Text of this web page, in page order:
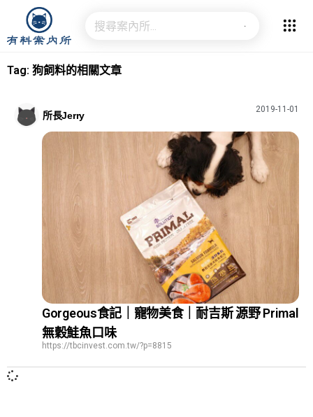
Tag: 狗飼料的相關文章
所長Jerry
2019-11-01
Gorgeous食記｜寵物美食｜耐吉斯 源野 Primal
無穀鮭魚口味
https://tbcinvest.com.tw/?p=8815